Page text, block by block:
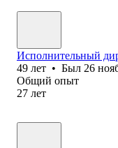
Исполнительный
49 лет • Был 26
Общий опыт
27 лет